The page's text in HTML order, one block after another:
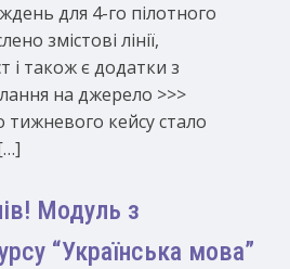
для 4-го пілотного
змістові лінії,
і також є додатки з
на джерело >>>
кейсу стало
Модуль з
“Українська мова”